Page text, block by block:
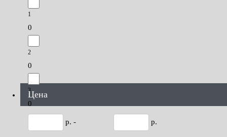
1
0
2
0
3
0
Цена
р. - р.